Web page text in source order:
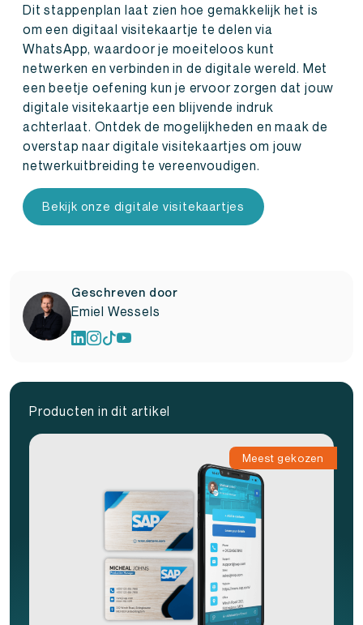
Dit stappenplan laat zien hoe gemakkelijk het is
om een digitaal visitekaartje te delen via
WhatsApp, waardoor je moeiteloos kunt
netwerken en verbinden in de digitale wereld. Met
een beetje oefening kun je ervoor zorgen dat jouw
digitale visitekaartje een blijvende indruk
achterlaat. Ontdek de mogelijkheden en maak de
overstap naar digitale visitekaartjes om jouw
netwerkuitbreiding te vereenvoudigen.
Bekijk onze digitale visitekaartjes
Geschreven door
Emiel Wessels
Producten in dit artikel
Meest gekozen